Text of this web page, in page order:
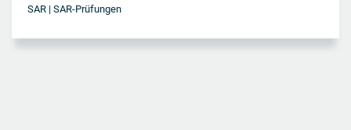
SAR | SAR-Prüfungen